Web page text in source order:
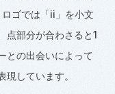
ゴでは「ii」を小文
点部分が合わさると1
との出会いによって
しています。